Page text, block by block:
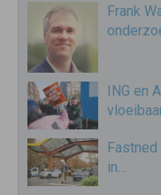
Frank
ING en
in…